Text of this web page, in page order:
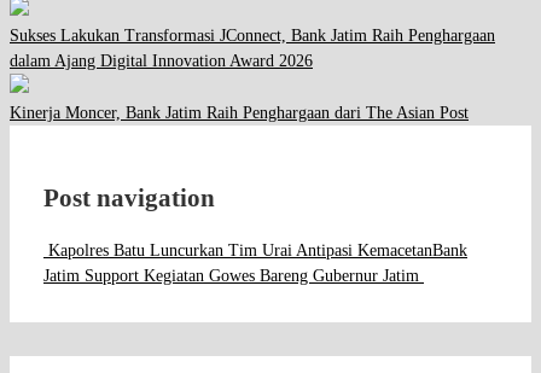
Sukses Lakukan Transformasi JConnect, Bank Jatim Raih Penghargaan
dalam Ajang Digital Innovation Award 2026
Kinerja Moncer, Bank Jatim Raih Penghargaan dari The Asian Post
Post navigation
Kapolres Batu Luncurkan Tim Urai Antipasi KemacetanBank
Jatim Support Kegiatan Gowes Bareng Gubernur Jatim